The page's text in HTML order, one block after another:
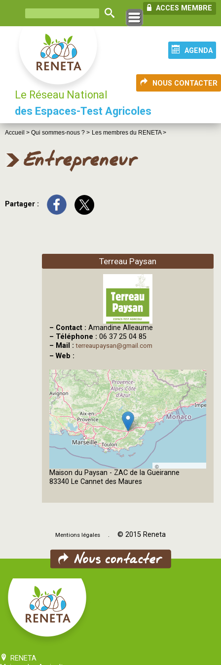
ACCES MEMBRE
AGENDA
NOUS CONTACTER
Le Réseau National
des Espaces-Test Agricoles
Accueil > Qui sommes-nous ? > Les membres du RENETA >
Entrepreneur
Partager :
Terreau Paysan
– Contact : Amandine Alleaume
– Téléphone : 06 37 25 04 85
– Mail :terreaupaysan@gmail.com
– Web :
©
OpenStreetMap
Maison du Paysan - ZAC de la Gueiranne
83340 Le Cannet des Maures
Mentions légales . © 2015 Reneta
RENETA